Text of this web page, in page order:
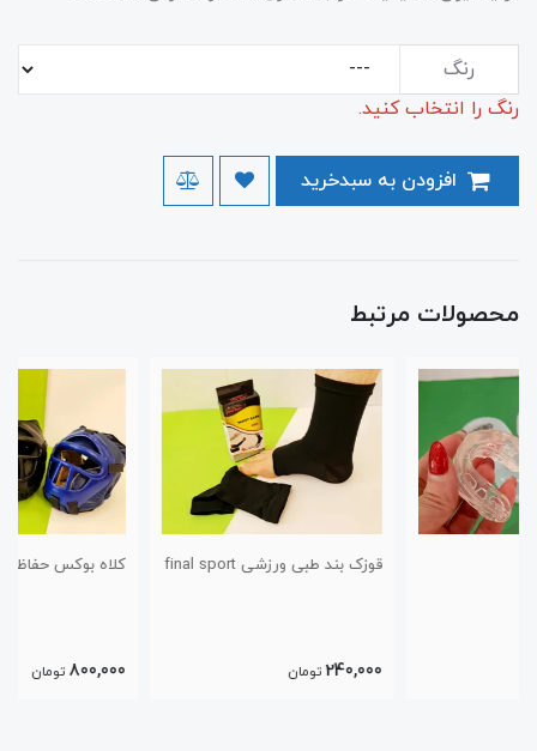
رنگ
رنگ را انتخاب کنید.
محصولات مرتبط
قوزک بند طبی ورزشی final sport کلاه بوکس حفاظ دار فوم